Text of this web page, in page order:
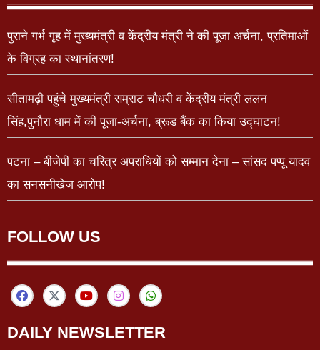
पुराने गर्भ गृह में मुख्यमंत्री व केंद्रीय मंत्री ने की पूजा अर्चना, प्रतिमाओं
के विग्रह का स्थानांतरण!
सीतामढ़ी पहुंचे मुख्यमंत्री सम्राट चौधरी व केंद्रीय मंत्री ललन
सिंह,पुनौरा धाम में की पूजा-अर्चना, ब्रूड बैंक का किया उद्घाटन!
पटना – बीजेपी का चरित्र अपराधियों को सम्मान देना – सांसद पप्पू यादव
का सनसनीखेज आरोप!
FOLLOW US
DAILY NEWSLETTER